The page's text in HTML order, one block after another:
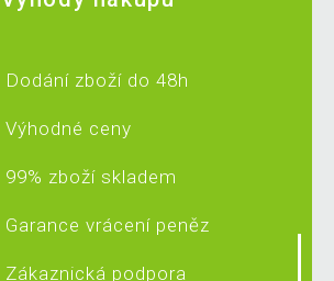
Dodání zboží do 48h
Výhodné ceny
99% zboží skladem
Garance vrácení peněz
Zákaznická podpora